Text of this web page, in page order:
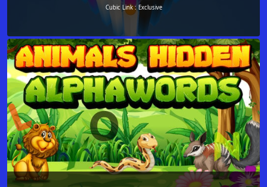
Cubic Link : Exclusive